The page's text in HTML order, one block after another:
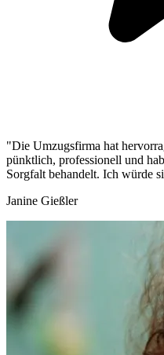
"Die Umzugsfirma hat
pünktlich, professionell und
Sorgfalt behandelt. Ich würde
Janine Gießler